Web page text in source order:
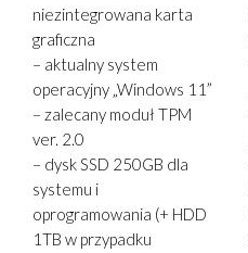
niezintegrowana karta
graficzna
– aktualny system
operacyjny „Windows 11”
– zalecany moduł TPM
ver. 2.0
– dysk SSD 250GB dla
systemu i
oprogramowania (+ HDD
1TB w przypadku